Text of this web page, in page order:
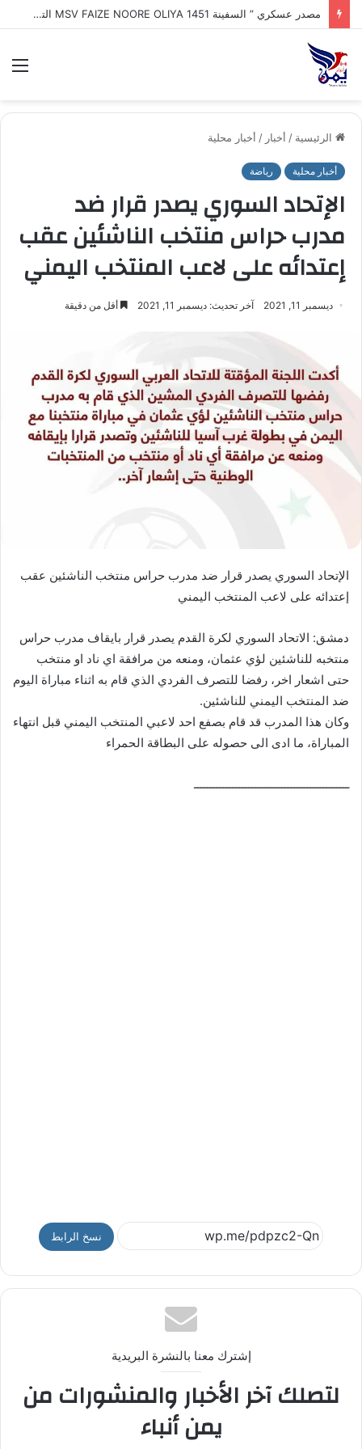
مصدر عسكري ” السفينة MSV FAIZE NOORE OLIYA 1451 التي ترفع علم الهند وتعرضت لهجوم بزورق مفخخ مجهول وغرقها في مياه البحر_الأحمر أثناء توجهها إلى ميناء المخا
الرئيسية / أخبار / أخبار محلية
أخبار محلية رياضة
الإتحاد السوري يصدر قرار ضد
مدرب حراس منتخب الناشئين عقب
إعتدائه على لاعب المنتخب اليمني
ديسمبر 11, 2021 آخر تحديث: ديسمبر 11, 2021 أقل من دقيقة
الإتحاد السوري يصدر قرار ضد مدرب حراس منتخب الناشئين عقب
إعتدائه على لاعب المنتخب اليمني
دمشق: الاتحاد السوري لكرة القدم يصدر قرار بايقاف مدرب حراس
منتخبه للناشئين لؤي عثمان، ومنعه من مرافقة اي ناد او منتخب
حتى اشعار اخر، رفضا للتصرف الفردي الذي قام به اثناء مباراة اليوم
ضد المنتخب اليمني للناشئين.
وكان هذا المدرب قد قام بصفع احد لاعبي المنتخب اليمني قبل انتهاء
المباراة، ما ادى الى حصوله على البطاقة الحمراء
ــــــــــــــــــــــــــــــــــــــــــــــــ
نسخ الرابط
إشترك معنا بالنشرة البريدية
لتصلك آخر الأخبار والمنشورات من
يمن أنباء